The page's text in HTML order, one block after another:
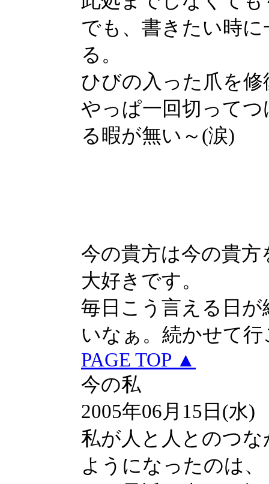
でも、書きたい時
る。
ひびの入った爪を
やっぱ一回切って
る暇が無い～(涙)
今の貴方は今の貴
大好きです。
毎日こう言える日
いなぁ。続かせて行
PAGE TOP ▲
今の私
2005年06月15日(水)
私が人と人とのつ
ようになったのは、